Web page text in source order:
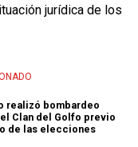
jurídica de los
realizó bombardeo
Clan del Golfo previo
de las elecciones